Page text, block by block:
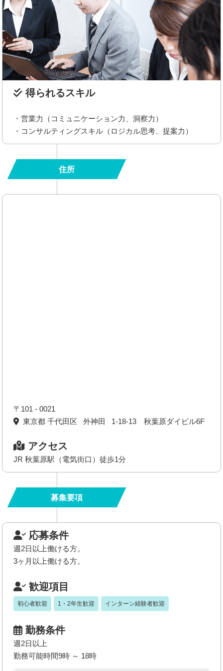
得られるスキル
・営業力（コミュニケーション力、洞察力）
・コンサルティングスキル（ロジカル思考、提案力）
住所
〒101 - 0021
東京都 千代田区 外神田 1-18-13 秋葉原ダイビル6F
アクセス
JR 秋葉原駅（電気街口）徒歩1分
募集要項
応募条件
週2日以上働ける方。
3ヶ月以上働ける方。
歓迎項目
初心者歓迎 1・2年生歓迎 インターン経験者歓迎
勤務条件
週2日以上
勤務可能時間9時 ～ 18時